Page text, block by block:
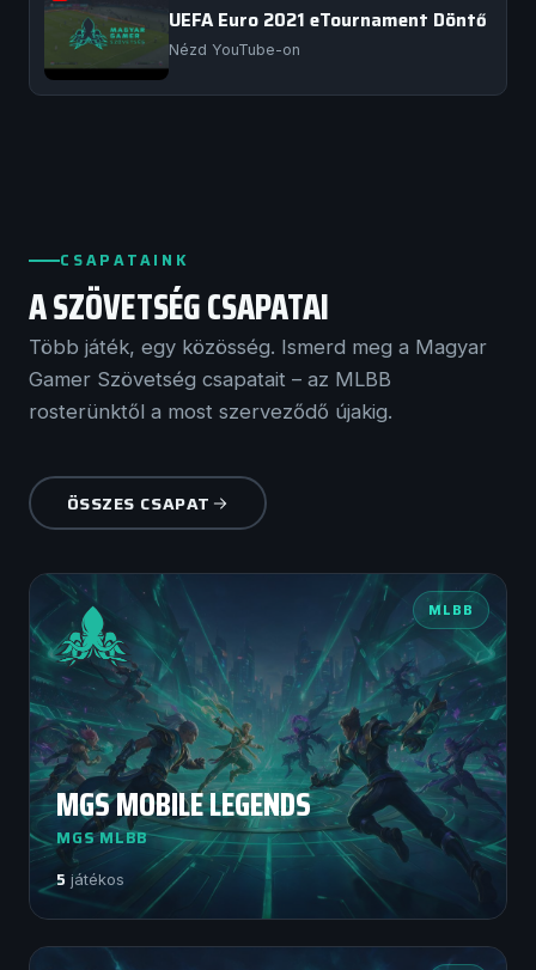
UEFA Euro 2021 eTournament Döntő
Nézd YouTube-on
CSAPATAINK
A SZÖVETSÉG CSAPATAI
Több játék, egy közösség. Ismerd meg a Magyar
Gamer Szövetség csapatait – az MLBB
rosterünktől a most szerveződő újakig.
ÖSSZES CSAPAT
MLBB
MGS MOBILE LEGENDS
MGS MLBB
5 játékos